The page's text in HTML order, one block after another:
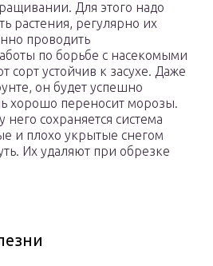
Для этого надо
растения, регулярно их
проводить
по борьбе с насекомыми
сорт устойчив к засухе. Даже
он будет успешно
хорошо переносит морозы.
него сохраняется система
и плохо укрытые снегом
Их удаляют при обрезке